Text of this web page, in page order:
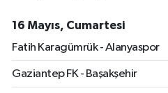
16 Mayıs, Cumartesi
Fatih Karagümrük - Alanyaspor
Gaziantep FK - Başakşehir